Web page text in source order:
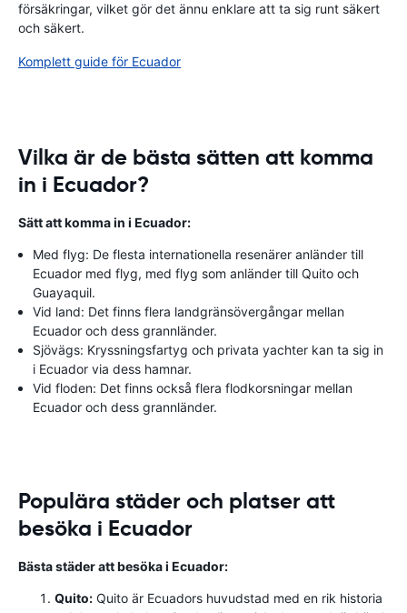
försäkringar, vilket gör det ännu enklare att ta sig runt säkert
och säkert.
Komplett guide för Ecuador
Vilka är de bästa sätten att komma
in i Ecuador?
Sätt att komma in i Ecuador:
Med flyg: De flesta internationella resenärer anländer till
Ecuador med flyg, med flyg som anländer till Quito och
Guayaquil.
Vid land: Det finns flera landgränsövergångar mellan
Ecuador och dess grannländer.
Sjövägs: Kryssningsfartyg och privata yachter kan ta sig in
i Ecuador via dess hamnar.
Vid floden: Det finns också flera flodkorsningar mellan
Ecuador och dess grannländer.
Populära städer och platser att
besöka i Ecuador
Bästa städer att besöka i Ecuador:
Quito: Quito är Ecuadors huvudstad med en rik historia